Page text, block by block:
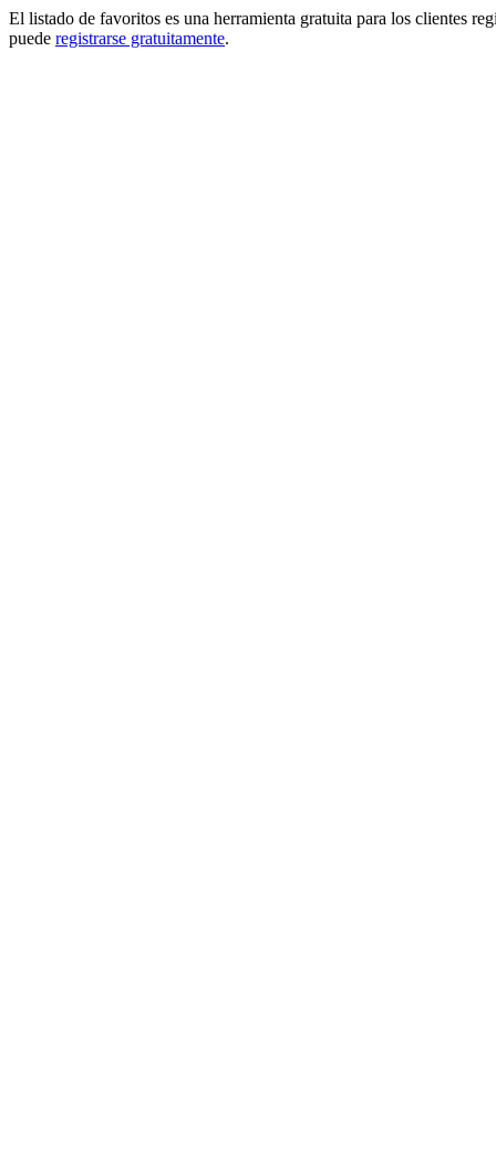
El listado de favoritos es una herramienta gratuita para los clientes
puede registrarse gratuitamente.